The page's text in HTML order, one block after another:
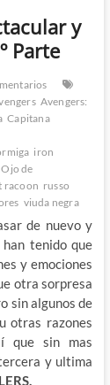
y
Parte
Avengers:
Capitana
iron
Ojo de
racoon russo
viuda negra
de nuevo y
tenido que
y emociones
otra sorpresa
sin algunos de
otras razones
que sin mas
y ultima